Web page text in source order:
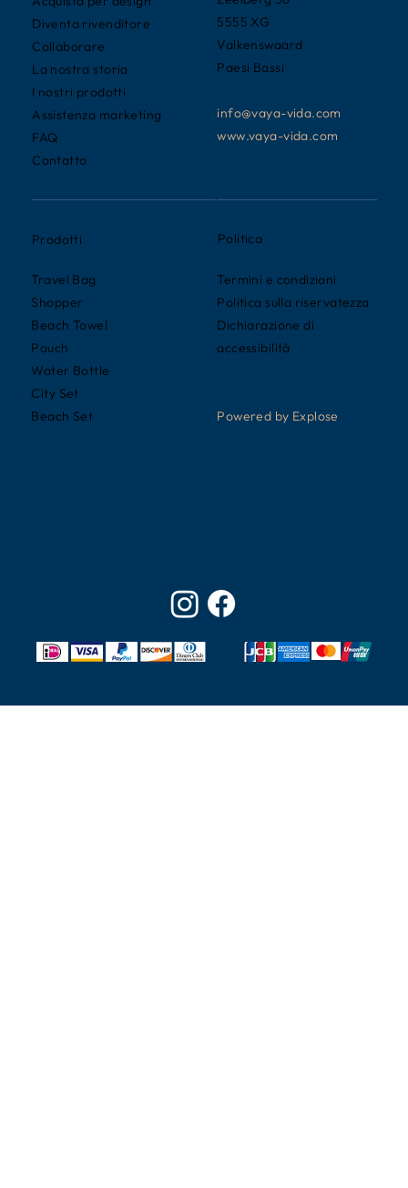
5555 XG
Valkenswaard
Paesi Bassi
info@vaya-vida.com
www.vaya-vida.com
Diventa rivenditore
Collaborare
La nostra storia
I nostri prodotti
Assistenza marketing
FAQ
Contatto
Prodotti
Travel Bag
Shopper
Beach Towel
Pouch
Water Bottle
City Set
Beach Set
Politica
Termini e condizioni
Politica sulla riservatezza
Dichiarazione di
accessibilità
Powered by Explose